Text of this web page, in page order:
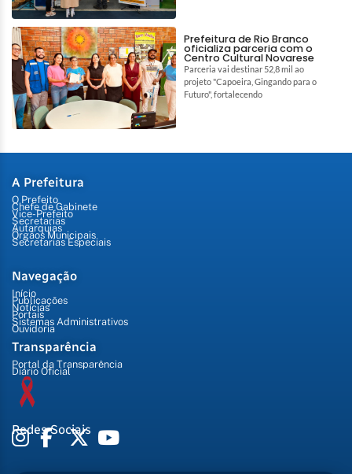
Prefeitura de Rio Branco
oficializa parceria com o
Centro Cultural Novarese
Parceria vai destinar 52,8 mil ao
projeto "Capoeira, Gingando para o
Futuro", fortalecendo
A Prefeitura
O Prefeito
Chefe de Gabinete
Vice-Prefeito
Secretarias
Autarquias
Órgãos Municipais
Secretarias Especiais
Navegação
Início
Publicações
Notícias
Portais
Sistemas Administrativos
Ouvidoria
Transparência
Portal da Transparência
Diário Oficial
Redes Sociais